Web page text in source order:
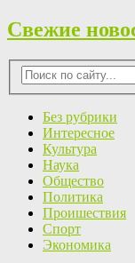
Свежие
Без рубрики
Интересное
Культура
Наука
Общество
Политика
Проишествия
Спорт
Экономика